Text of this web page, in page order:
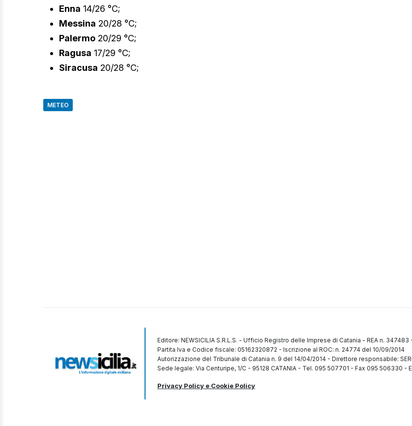
Enna 14/26 °C;
Messina 20/28 °C;
Palermo 20/29 °C;
Ragusa 17/29 °C;
Siracusa 20/28 °C;
METEO
Editore: NEWSICILIA S.R.L.S. - Ufficio Registro delle Imprese di Catania - REA n. 347483
Partita Iva e Codice fiscale: 05162320872 - Iscrizione al ROC: n. 24774 del 10/09/2014
Autorizzazione del Tribunale di Catania n. 9 del 14/04/2014 - Direttore responsabile:
Sede legale: Via Centuripe, 1/C - 95128 CATANIA - Tel. 095 507701 - Fax 095 506330 -
Privacy Policy e Cookie Policy